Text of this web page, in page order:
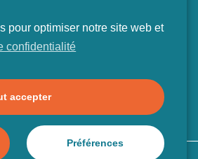
pour optimiser notre site web et
confidentialité
accepter
Préférences